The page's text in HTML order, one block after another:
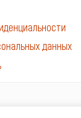
данных